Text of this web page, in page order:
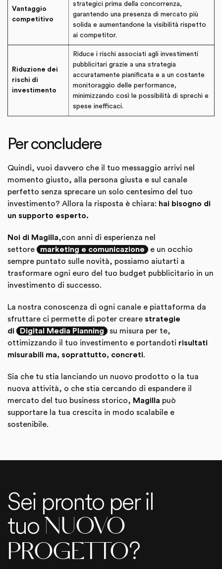
Vantaggio
competitivo
strategici prima della concorrenza,
garantendo una presenza di mercato più
solida e aumentandone la visibilità rispetto
ai competitor.
Riduzione dei
rischi di
investimento
Riduce i rischi associati agli investimenti
pubblicitari grazie a una strategia
accuratamente pianificata e a un costante
monitoraggio delle performance,
minimizzando così le possibilità di sprechi e
spese inefficaci.
Per concludere
Quindi, vuoi davvero che il tuo messaggio arrivi nel
momento giusto, alla persona giusta e sul canale
perfetto senza sprecare un solo centesimo del tuo
investimento? Allora la risposta è chiara: hai bisogno di
un supporto esperto.
Noi di Magilla,con anni di esperienza nel
settore
marketing e comunicazione
e un occhio
sempre puntato sulle novità, possiamo aiutarti a
trasformare ogni euro del tuo budget pubblicitario in un
investimento di successo.
La nostra conoscenza di ogni canale e piattaforma da
sfruttare ci permette di poter creare strategie
di
Digital Media Planning
su misura per te,
ottimizzando il tuo investimento e portandoti risultati
misurabili ma, soprattutto, concreti.
Sia che tu stia lanciando un nuovo prodotto o la tua
nuova attività, o che stia cercando di espandere il
mercato del tuo business storico, Magilla può
supportare la tua crescita in modo scalabile e
sostenibile.
Sei pronto per il
tuoNUOVO
PROGETTO?